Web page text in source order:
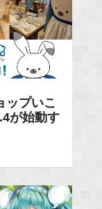
ップいこ
が始動す